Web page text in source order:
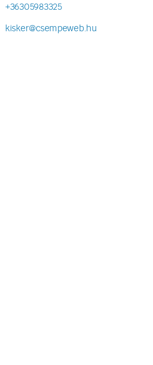
+36305983325
kisker@csempeweb.hu